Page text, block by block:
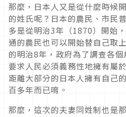
那麼，日本人又是從什麼時候
的姓氏呢？日本的農民、市民
多是從明治3年（1870）開始
通的農民也可以開始替自己取
的明治8年，政府為了調查各
要求人民必須義務性地擁有屬
距離大部分的日本人擁有自己
百多年而已唷。
那麼，這次的夫妻同姓制也是